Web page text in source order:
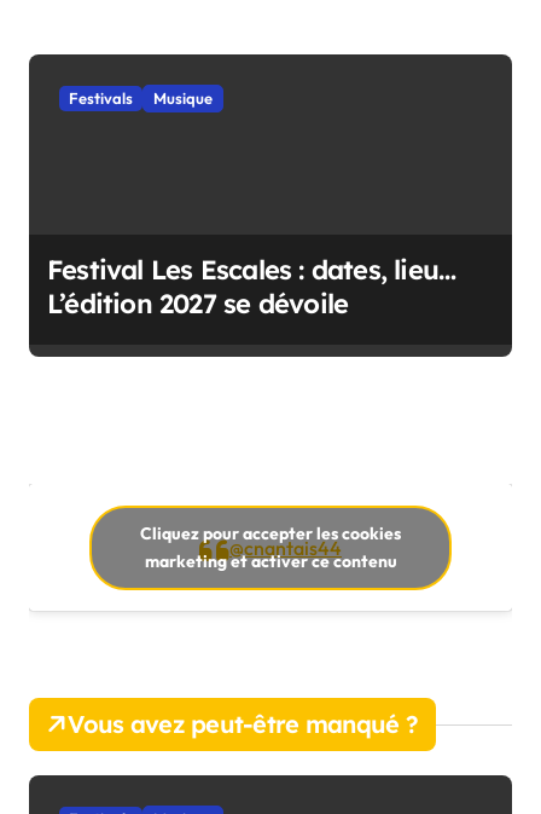
Festivals Musique
Festival Les Escales : dates, lieu…
L’édition 2027 se dévoile
@cnantais44
Cliquez pour accepter les cookies
marketing et activer ce contenu
Vous avez peut-être manqué ?